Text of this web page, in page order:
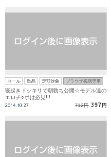
セール 単品 定額対象 ブラウザ視聴専用
寝起きドッキリで朝勃ち公開☆モデル達の
エロチ○ポは必見!!!
2014.10.27 712円 397 円